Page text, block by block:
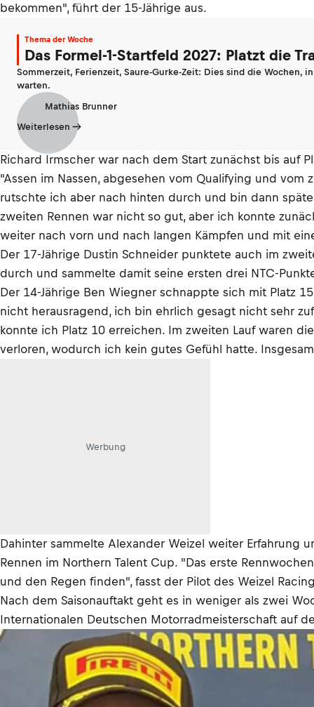
bekommen", führt der 15-Jährige aus.
Thema der Woche
Das Formel-1-Startfeld 2027: Platzt die
Sommerzeit, Ferienzeit, Saure-Gurke-Zeit: Dies sind die
warten.
Mathias Brunner
Weiterlesen
Richard Irmscher war nach dem Start zunächst bis auf
"Assen im Nassen, abgesehen vom Qualifying und
rutschte ich aber nach hinten durch und bin dann
zweiten Rennen war nicht so gut, aber ich konnte
weiter nach vorn und nach langen Kämpfen und mit
Der 17-Jährige Dustin Schneider punktete auch im
durch und sammelte damit seine ersten drei NTC-
Der 14-Jährige Ben Wiegner schnappte sich mit Platz
nicht herausragend, ich bin ehrlich gesagt nicht sehr
konnte ich Platz 10 erreichen. Im zweiten Lauf waren
verloren, wodurch ich kein gutes Gefühl hatte.
Werbung
Dahinter sammelte Alexander Weizel weiter Erfahrung
Rennen im Northern Talent Cup. "Das erste
und den Regen finden", fasst der Pilot des Weizel
Nach dem Saisonauftakt geht es in weniger als zwei
Internationalen Deutschen Motorradmeisterschaft auf